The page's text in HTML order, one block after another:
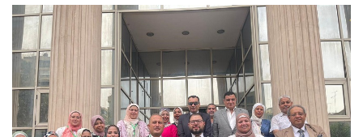
الأنظمة الذكية
الإعلام
تواصل معنا